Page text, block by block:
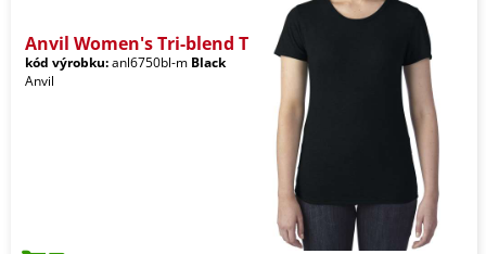
Anvil Women's Tri-blend T
kód výrobku:anl6750bl-m Black
Anvil